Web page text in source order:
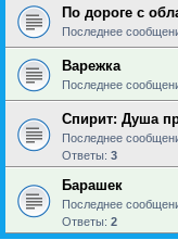
По дороге с
Последнее
Варежка
Последнее
Спирит: Душа
Последнее
Ответы: 3
Барашек
Последнее
Ответы: 2